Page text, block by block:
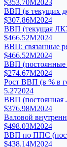
$353.70M2023
ВВП (в текущих
$307.86M2024
ВВП (текущая
$466.52M2024
ВВП: связанные
$466.52M2024
ВВП
$274.67M2024
Рост ВВП (в % в
5.272024
ВВП
$376.98M2024
Валовой
$498.03M2024
ВВП по ППС
$438.14M2024